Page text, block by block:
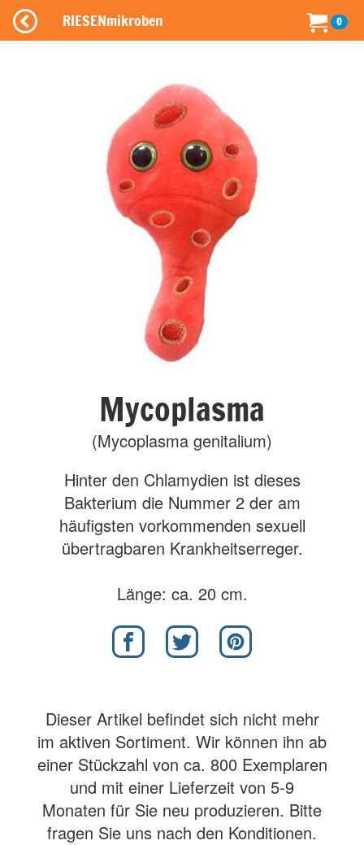
RIESENmikroben 0
Mycoplasma
(Mycoplasma genitalium)
Hinter den Chlamydien ist dieses
Bakterium die Nummer 2 der am
häufigsten vorkommenden sexuell
übertragbaren Krankheitserreger.
Länge: ca. 20 cm.
Dieser Artikel befindet sich nicht mehr
im aktiven Sortiment. Wir können ihn ab
einer Stückzahl von ca. 800 Exemplaren
und mit einer Lieferzeit von 5-9
Monaten für Sie neu produzieren. Bitte
fragen Sie uns nach den Konditionen.